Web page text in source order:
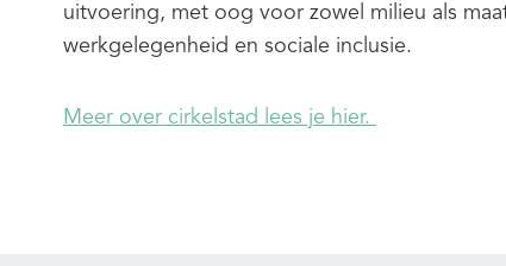
uitvoering, met oog voor zowel milieu als
werkgelegenheid en sociale inclusie.
Meer over cirkelstad lees je hier.